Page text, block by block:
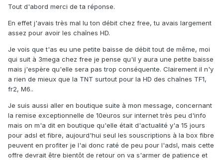
Tout d'abord merci de ta réponse.
En effet j'avais très mal lu ton débit chez free, tu avais largement
assez pour avoir les chaînes HD.
Je vois que t'as eu une petite baisse de débit tout de même, moi
qui suit à 3mega chez free je pense qu'il y aura une petite baisse
mais j'espère qu'elle sera pas trop conséquente. Clairement il n'y
a rien de mieux que la TNT surtout pour la HD des chaînes TF1,
fr2, M6..
Je suis aussi aller en boutique suite à mon message, concernant
la remise exceptionnelle de 10euros sur internet très peu d'info
mais on m'a dit en boutique qu'elle était d'actualité y'a 15 jours
pour adsl et fibre, aujourd'hui seul les souscriptions à la box fibre
peuvent en profiter je l'ai donc raté de peu pour l'adsl, mais cette
offre devrait être bientôt de retour on va s'armer de patience et